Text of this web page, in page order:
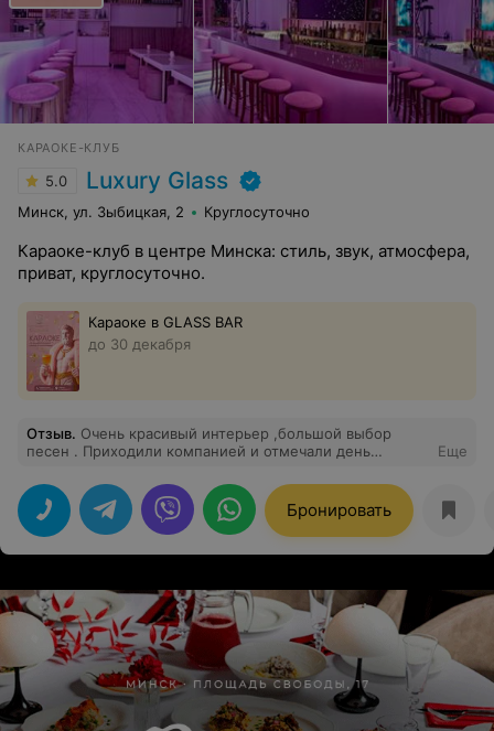
КАРАОКЕ-КЛУБ
5.0 Luxury Glass
Минск, ул. Зыбицкая, 2 Круглосуточно
Караоке-клуб в центре Минска: стиль, звук, атмосфера,
приват, круглосуточно.
Караоке в GLASS BAR
до 30 декабря
Отзыв. Очень красивый интерьер ,большой выбор
песен . Приходили компанией и отмечали день
дружелюбный персонал .
Еще
Бронировать